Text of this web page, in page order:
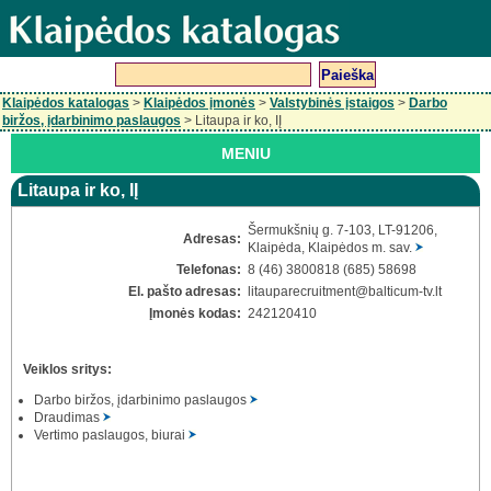
Klaipėdos katalogas > Klaipėdos įmonės > Valstybinės įstaigos > Darbo
biržos, įdarbinimo paslaugos > Litaupa ir ko, IĮ
MENIU
Litaupa ir ko, IĮ
Adresas:
Šermukšnių g. 7-103, LT-91206,
Klaipėda, Klaipėdos m. sav.
Telefonas: 8 (46) 3800818 (685) 58698
El. pašto adresas:
litauparecruitment@balticum-tv.lt
Įmonės kodas: 242120410
Veiklos sritys:
Darbo biržos, įdarbinimo paslaugos
Draudimas
Vertimo paslaugos, biurai